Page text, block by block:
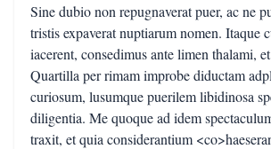
Sine dubio non repugnaverat puer, ac ne
tristis expaverat nuptiarum nomen. Itaque
iacerent, consedimus ante limen thalami,
Quartilla per rimam improbe diductam
curiosum, lusumque puerilem libidinosa
diligentia. Me quoque ad idem
traxit, et quia considerantium